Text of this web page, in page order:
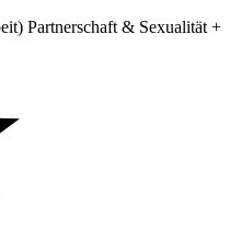
Partnerschaft & Sexualität +